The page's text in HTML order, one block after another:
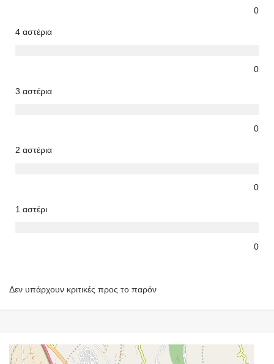
0
4 αστέρια
0
3 αστέρια
0
2 αστέρια
0
1 αστέρι
0
Δεν υπάρχουν κριτικές προς το παρόν